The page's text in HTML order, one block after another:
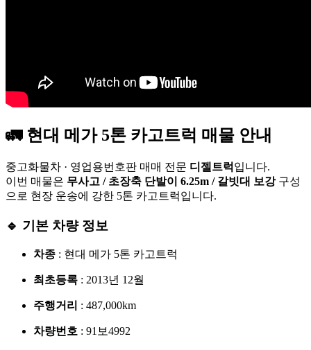
🚛 현대 메가 5톤 카고트럭 매물 안내
중고화물차 · 영업용번호판 매매 전문 디젤트럭 입니다.
이번 매물은 무사고 / 초장축 단발이 6.25m / 갈빗대 보강구성
으로 현장 운송에 강한 5톤 카고트럭입니다.
🔹 기본 차량 정보
차종 : 현대 메가 5톤 카고트럭
최초등록 : 2013년 12월
주행거리 : 487,000km
차량번호 : 91보4992